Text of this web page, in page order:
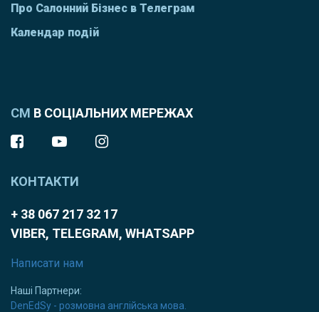
Про Салонний Бізнес в Телеграм
Календар подій
СМ В СОЦІАЛЬНИХ МЕРЕЖАХ
КОНТАКТИ
+ 38 067 217 32 17
VIBER, TELEGRAM, WHATSAPP
Написати нам
Наші Партнери:
DenEdSy - розмовна англійська мова.